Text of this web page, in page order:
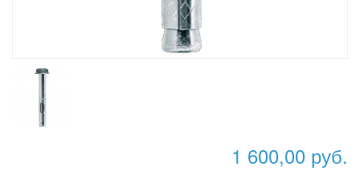
1 600,00 руб.